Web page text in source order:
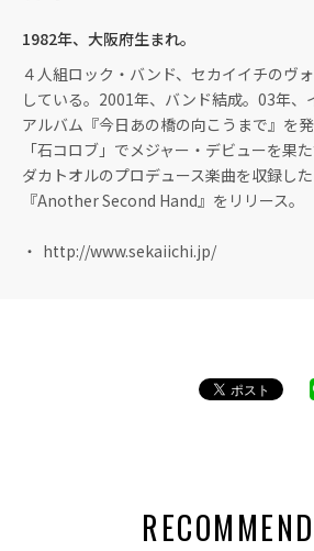
1982年、大阪府生まれ。
４人組ロック・バンド、セカイイチのヴ
している。2001年、バンド結成。03年、
アルバム『今日あの橋の向こうまで』を
「石コロブ」でメジャー・デビューを果
ダカトオルのプロデュース楽曲を収録し
『Another Second Hand』をリリース。
http://www.sekaiichi.jp/